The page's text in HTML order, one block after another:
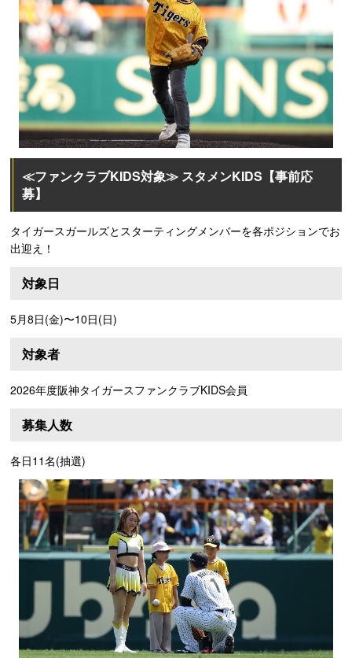
≪ファンクラブKIDS対象≫ スタメンKIDS【事前応
募】
タイガースガールズとスターティングメンバーを各ポジションでお
出迎え！
対象日
5月8日(金)〜10日(日)
対象者
2026年度阪神タイガースファンクラブKIDS会員
募集人数
各日11名(抽選)